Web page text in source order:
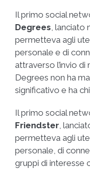
Il primo social
Degrees, lanciato
permetteva agli
personale e di
attraverso l’invio di
Degrees non ha
significativo e ha
Il primo social
Friendster,
permetteva agli
personale, di
gruppi di interesse